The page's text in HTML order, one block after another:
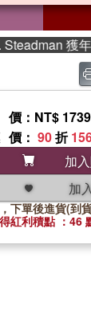
獲年度
：NT$
： 90折
加
加
下單後進貨(到
紅利積點 ：46